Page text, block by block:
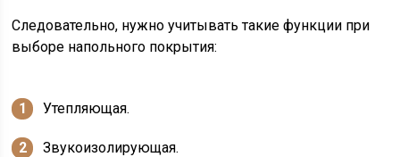
Следовательно, нужно учитывать такие функции при
выборе напольного покрытия:
Утепляющая.
Звукоизолирующая.